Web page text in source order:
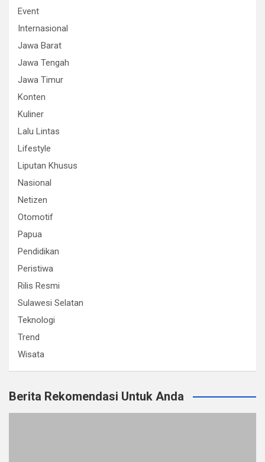
Event
Internasional
Jawa Barat
Jawa Tengah
Jawa Timur
Konten
Kuliner
Lalu Lintas
Lifestyle
Liputan Khusus
Nasional
Netizen
Otomotif
Papua
Pendidikan
Peristiwa
Rilis Resmi
Sulawesi Selatan
Teknologi
Trend
Wisata
Berita Rekomendasi Untuk Anda